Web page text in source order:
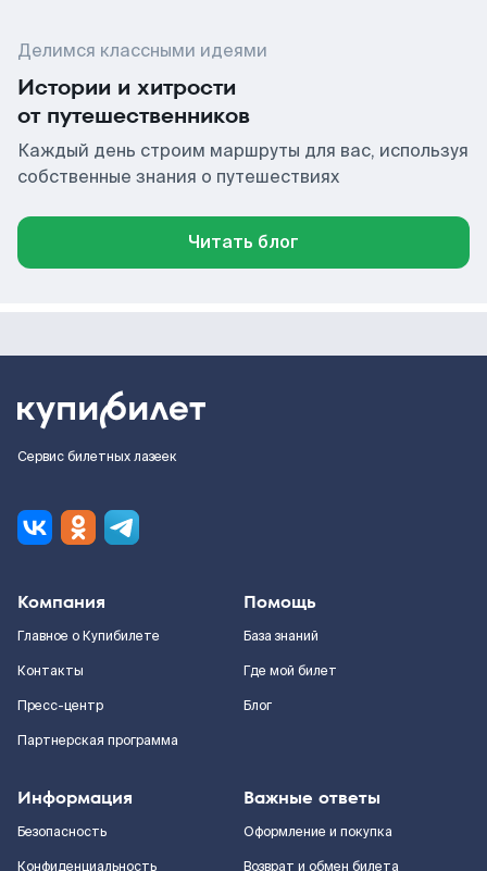
Делимся классными идеями
Истории и хитрости
от путешественников
Каждый день строим маршруты для вас, используя
собственные знания о путешествиях
Читать блог
Сервис билетных лазеек
Компания
Главное о Купибилете
Контакты
Пресс-центр
Партнерская программа
Помощь
База знаний
Где мой билет
Блог
Информация
Безопасность
Конфиденциальность
Важные ответы
Оформление и покупка
Возврат и обмен билета